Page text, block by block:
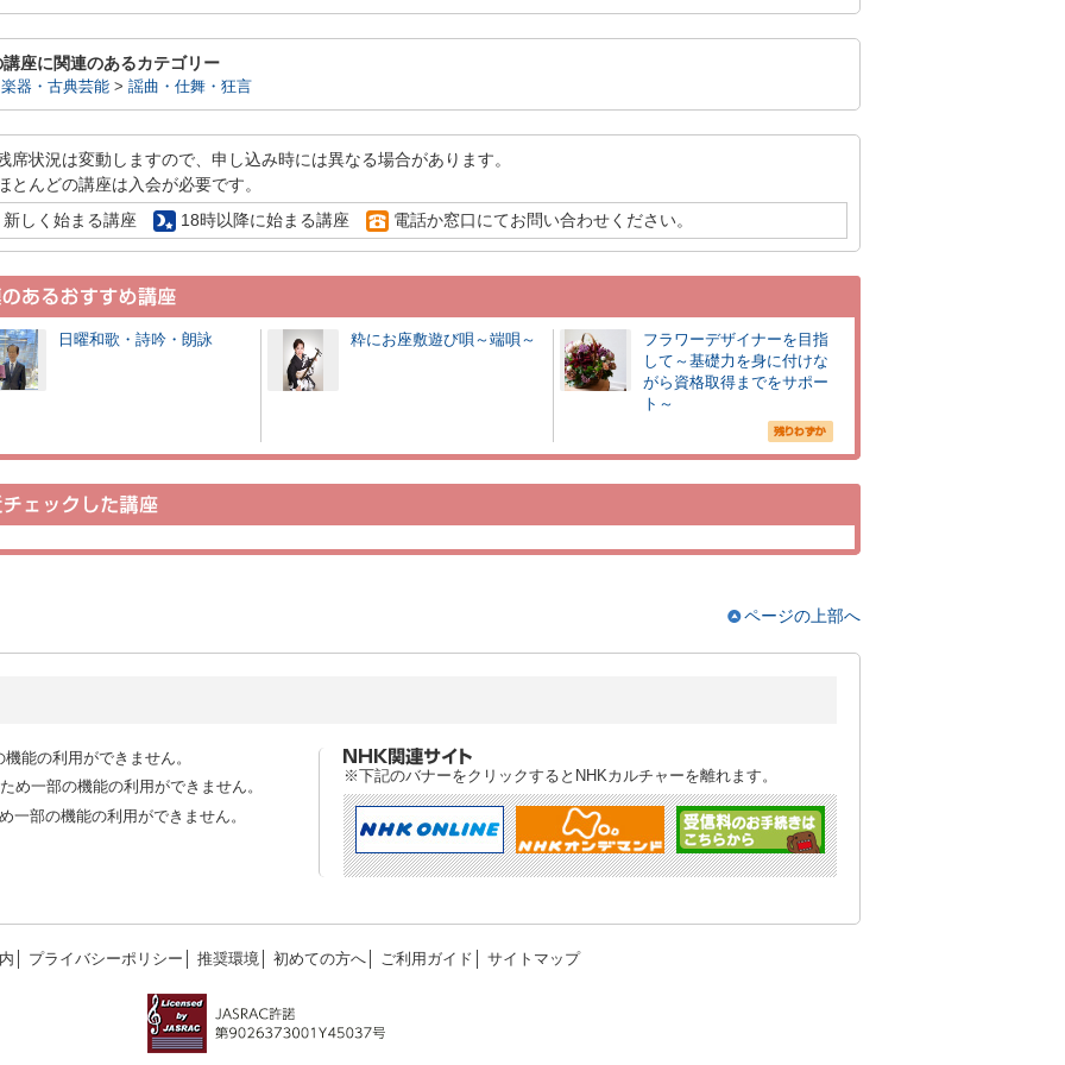
講座に関連のあるカテゴリー
器・古典芸能> 謡曲・仕舞・狂言
席状況は変動しますので、申し込み時には異なる場合があります。
とんどの講座は入会が必要です。
新しく始まる講座
18時以降に始まる講座 電話か窓口にてお問い合わせください。
日曜和歌・詩吟・朗詠 粋にお座敷遊び唄～端唄～
フラワーデザイナーを目指
して～基礎力を身に付けな
がら資格取得までをサポー
ト～
ページの上部へ
能の利用ができません。
め一部の機能の利用ができません。
一部の機能の利用ができません。
※下記のバナーをクリックするとNHKカルチャーを離れます。
プライバシーポリシー 推奨環境 初めての方へ ご利用ガイド サイトマップ